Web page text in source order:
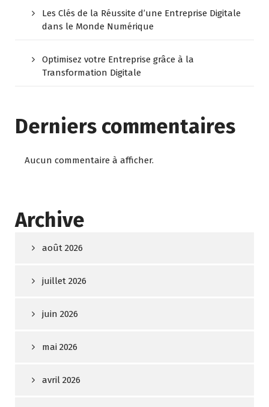
Les Clés de la Réussite d’une Entreprise Digitale
dans le Monde Numérique
Optimisez votre Entreprise grâce à la
Transformation Digitale
Derniers commentaires
Aucun commentaire à afficher.
Archive
août 2026
juillet 2026
juin 2026
mai 2026
avril 2026